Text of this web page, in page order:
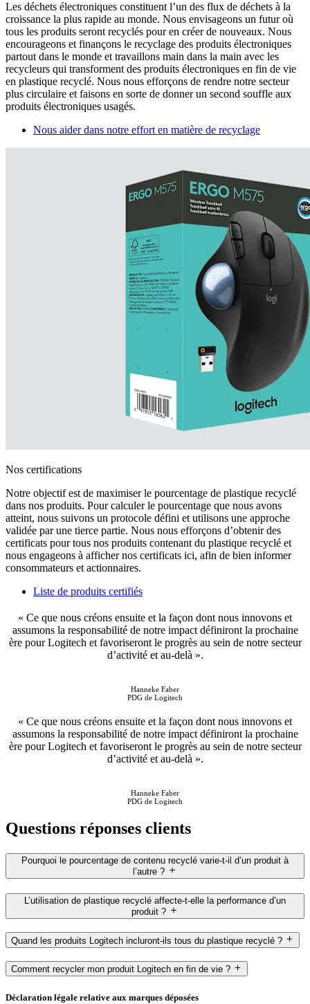
Les déchets électroniques constituent l’un des flux de déchets à la
croissance la plus rapide au monde. Nous envisageons un futur où
tous les produits seront recyclés pour en créer de nouveaux. Nous
encourageons et finançons le recyclage des produits électroniques
partout dans le monde et travaillons main dans la main avec les
recycleurs qui transforment des produits électroniques en fin de vie
en plastique recyclé. Nous nous efforçons de rendre notre secteur
plus circulaire et faisons en sorte de donner un second souffle aux
produits électroniques usagés.
Nous aider dans notre effort en matière de recyclage
Nos certifications
Notre objectif est de maximiser le pourcentage de plastique recyclé
dans nos produits. Pour calculer le pourcentage que nous avons
atteint, nous suivons un protocole défini et utilisons une approche
validée par une tierce partie. Nous nous efforçons d’obtenir des
certificats pour tous nos produits contenant du plastique recyclé et
nous engageons à afficher nos certificats ici, afin de bien informer
consommateurs et actionnaires.
Liste de produits certifiés
« Ce que nous créons ensuite et la façon dont nous innovons et
assumons la responsabilité de notre impact définiront la prochaine
ère pour Logitech et favoriseront le progrès au sein de notre secteur
d’activité et au-delà ».
Hanneke Faber
PDG de Logitech
« Ce que nous créons ensuite et la façon dont nous innovons et
assumons la responsabilité de notre impact définiront la prochaine
ère pour Logitech et favoriseront le progrès au sein de notre secteur
d’activité et au-delà ».
Hanneke Faber
PDG de Logitech
Questions réponses clients
Pourquoi le pourcentage de contenu recyclé varie-t-il d’un produit à
l’autre ?
L’utilisation de plastique recyclé affecte-t-elle la performance d’un
produit ?
Quand les produits Logitech incluront-ils tous du plastique recyclé ?
Comment recycler mon produit Logitech en fin de vie ?
Déclaration légale relative aux marques déposées